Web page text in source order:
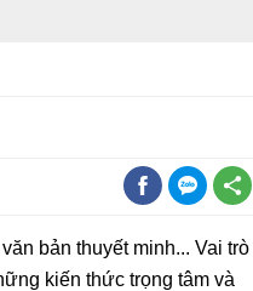
bản thuyết minh... Vai trò
kiến thức trọng tâm và